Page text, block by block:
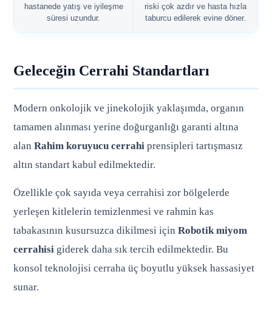
hastanede yatış ve iyileşme
süresi uzundur.
riski çok azdır ve hasta hızla
taburcu edilerek evine döner.
Geleceğin Cerrahi Standartları
Modern onkolojik ve jinekolojik yaklaşımda, organın
tamamen alınması yerine doğurganlığı garanti altına
alanRahim koruyucu cerrahi prensipleri tartışmasız
altın standart kabul edilmektedir.
Özellikle çok sayıda veya cerrahisi zor bölgelerde
yerleşen kitlelerin temizlenmesi ve rahmin kas
tabakasının kusursuzca dikilmesi içinRobotik miyom
cerrahisi giderek daha sık tercih edilmektedir. Bu
konsol teknolojisi cerraha üç boyutlu yüksek hassasiyet
sunar.